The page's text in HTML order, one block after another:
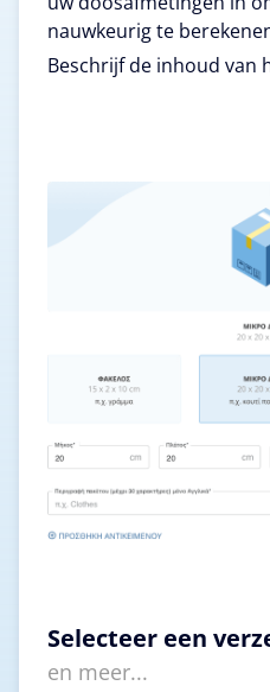
nauwkeurig te
Beschrijf de inhoud van
Selecteer een
en meer...